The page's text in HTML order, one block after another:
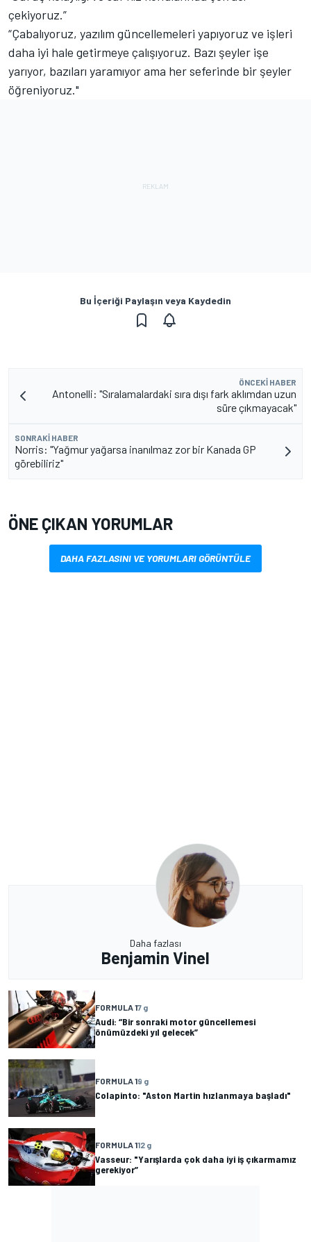
çekiyoruz.”
“Çabalıyoruz, yazılım güncellemeleri yapıyoruz ve işleri
daha iyi hale getirmeye çalışıyoruz. Bazı şeyler işe
yarıyor, bazıları yaramıyor ama her seferinde bir şeyler
öğreniyoruz."
Bu İçeriği Paylaşın veya Kaydedin
ÖNCEKI HABER
Antonelli: "Sıralamalardaki sıra dışı fark aklımdan uzun
süre çıkmayacak"
SONRAKI HABER
Norris: "Yağmur yağarsa inanılmaz zor bir Kanada GP
görebiliriz"
ÖNE ÇIKAN YORUMLAR
DAHA FAZLASINI VE YORUMLARI GÖRÜNTÜLE
Daha fazlası
Benjamin Vinel
FORMULA 17 g
Audi: “Bir sonraki motor güncellemesi
önümüzdeki yıl gelecek”
FORMULA 19 g
Colapinto: "Aston Martin hızlanmaya başladı"
FORMULA 112 g
Vasseur: "Yarışlarda çok daha iyi iş çıkarmamız
gerekiyor”